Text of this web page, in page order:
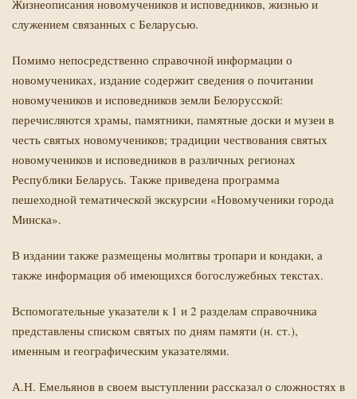
Жизнеописания новомучеников и исповедников, жизнью и
служением связанных с Беларусью.
Помимо непосредственно справочной информации о
новомучениках, издание содержит сведения о почитании
новомучеников и исповедников земли Белорусской:
перечисляются храмы, памятники, памятные доски и музеи в
честь святых новомучеников; традиции чествования святых
новомучеников и исповедников в различных регионах
Республики Беларусь. Также приведена программа
пешеходной тематической экскурсии «Новомученики города
Минска».
В издании также размещены молитвы тропари и кондаки, а
также информация об имеющихся богослужебных текстах.
Вспомогательные указатели к 1 и 2 разделам справочника
представлены списком святых по дням памяти (н. ст.),
именным и географическим указателями.
А.Н. Емельянов в своем выступлении рассказал о сложностях в